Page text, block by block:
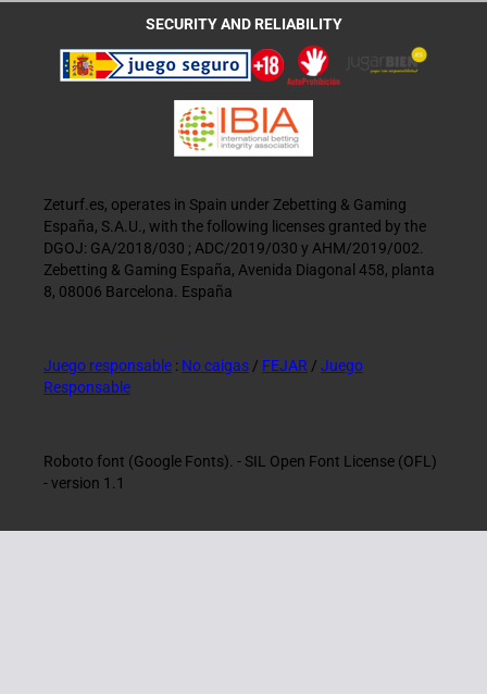
SECURITY AND RELIABILITY
Zeturf.es, operates in Spain under Zebetting & Gaming
España, S.A.U., with the following licenses granted by the
DGOJ: GA/2018/030 ; ADC/2019/030 y AHM/2019/002.
Zebetting & Gaming España, Avenida Diagonal 458, planta
8, 08006 Barcelona. España
Juego responsable : No caigas / FEJAR / Juego
Responsable
Roboto font (Google Fonts). - SIL Open Font License (OFL)
- version 1.1